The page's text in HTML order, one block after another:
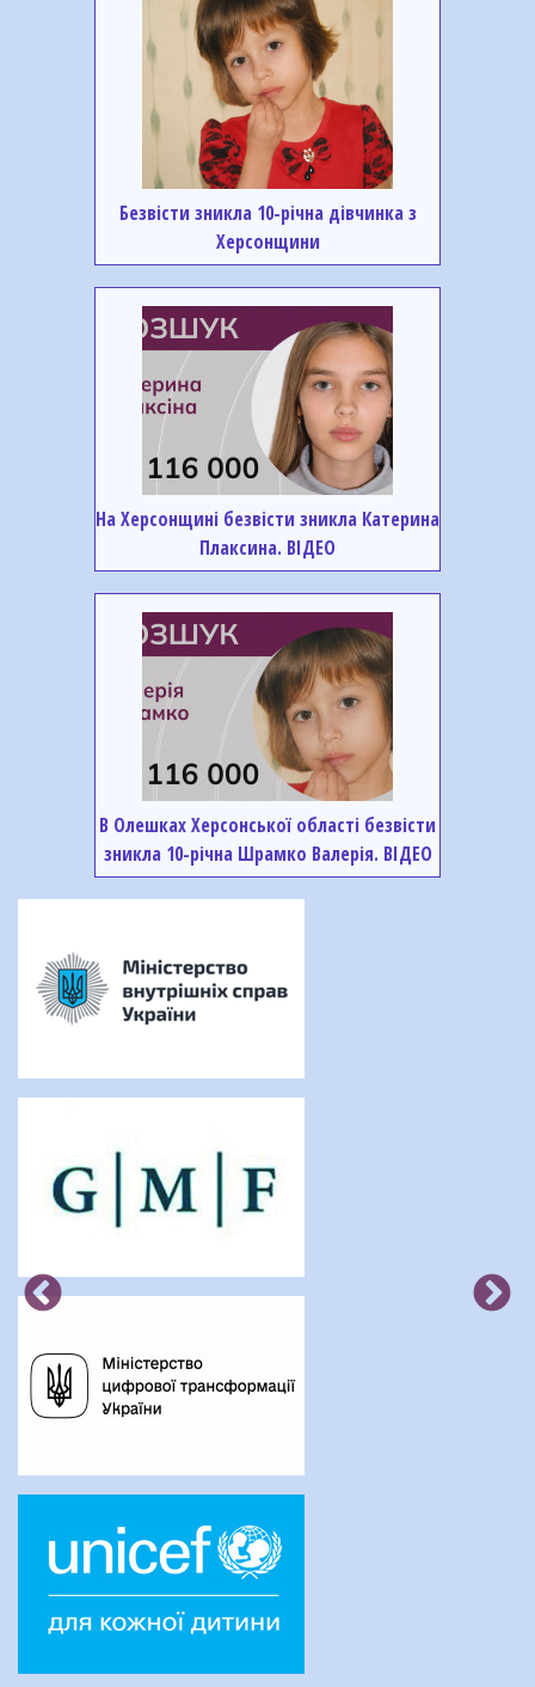
Безвісти зникла 10-річна дівчинка з
Херсонщини
На Херсонщині безвісти зникла Катерина
Плаксина. ВІДЕО
В Олешках Херсонської області безвісти
зникла 10-річна Шрамко Валерія. ВІДЕО